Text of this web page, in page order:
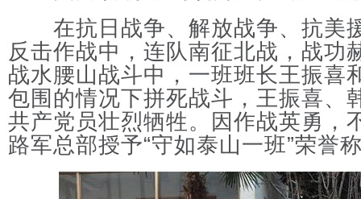
在抗日战争、解放战争、抗美
反击作战中，连队南征北战，战功
战水腰山战斗中，一班班长王振喜
包围的情况下拼死战斗，王振喜、
共产党员壮烈牺牲。因作战英勇，
路军总部授予“守如泰山一班”荣誉